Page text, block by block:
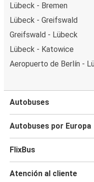
Lübeck - Bremen
Lübeck - Greifswald
Greifswald - Lübeck
Lübeck - Katowice
Aeropuerto de Berlín -
Autobuses
Autobuses por Europa
FlixBus
Atención al cliente